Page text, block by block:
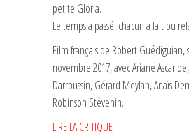
petite Gloria.
Le temps a passé, chacun a fait ou
Film français de Robert Guédiguian,
novembre 2017, avec Ariane
Darroussin, Gérard Meylan, Anaïs
Robinson Stévenin.
LIRE LA CRITIQUE